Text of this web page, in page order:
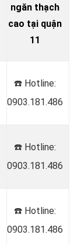
ngăn thạch
cao tại quận
11
☎️ Hotline:
0903.181.486
☎️ Hotline:
0903.181.486
☎️ Hotline:
0903.181.486